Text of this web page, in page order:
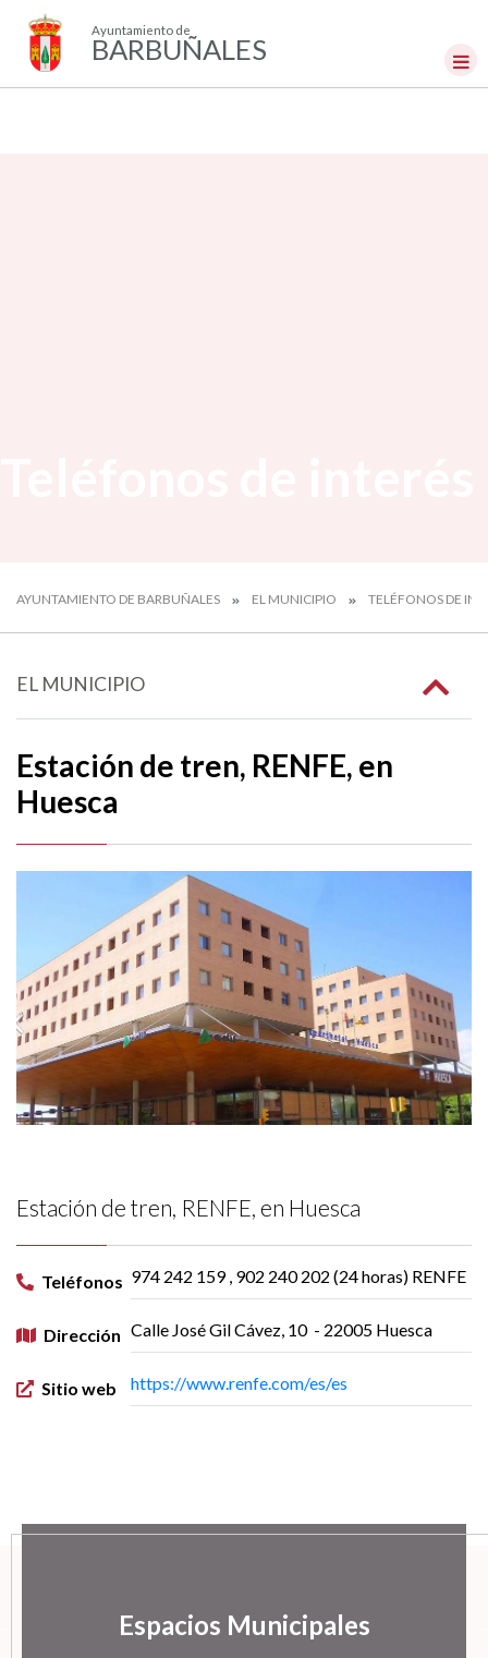
Ayuntamiento de
BARBUÑALES
AYUNTAMIENTO DE BARBUÑALES EL MUNICIPIO TELÉFONOS DE
EL MUNICIPIO
Estación de tren, RENFE, en
Huesca
Estación de tren, RENFE, en Huesca
Teléfonos 974 242 159 , 902 240 202 (24 horas) RENFE
Dirección Calle José Gil Cávez, 10 - 22005 Huesca
Sitio web https://www.renfe.com/es/es
Espacios Municipales